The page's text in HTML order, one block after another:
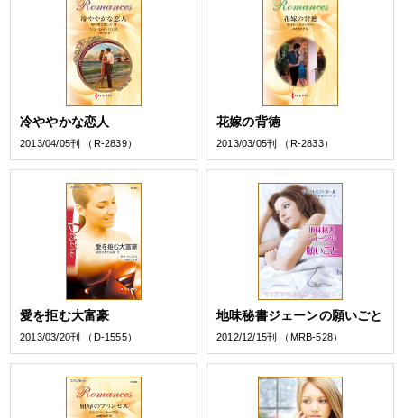
冷ややかな恋人
2013/04/05刊 （R-2839）
花嫁の背徳
2013/03/05刊 （R-2833）
愛を拒む大富豪
2013/03/20刊 （D-1555）
地味秘書ジェーンの願いごと
2012/12/15刊 （MRB-528）